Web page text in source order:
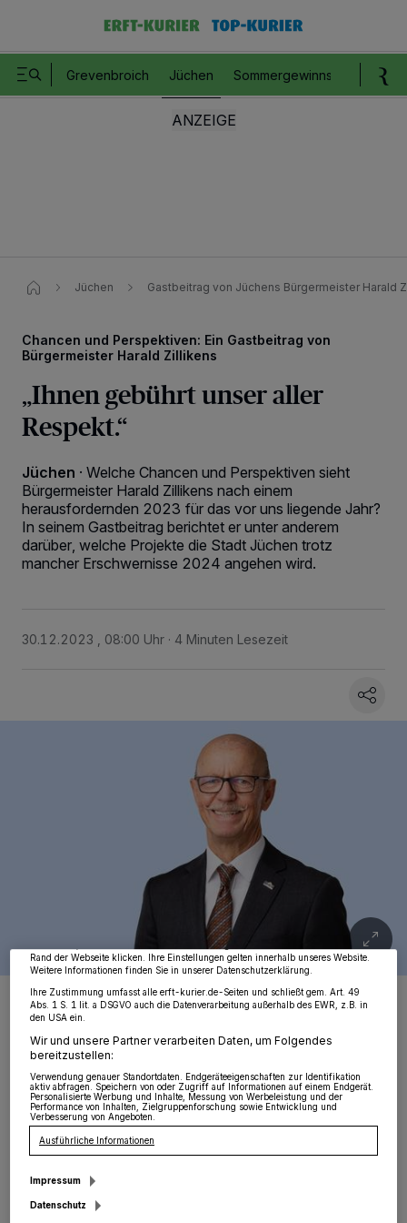
Grevenbroich Jüchen Sommergewinnspiel
Jüchen Gastbeitrag von Jüchens Bürgermeister Harald
Chancen und Perspektiven: Ein Gastbeitrag von
Bürgermeister Harald Zillikens
„Ihnen gebührt unser aller
Respekt.“
Jüchen · Welche Chancen und Perspektiven sieht
Bürgermeister Harald Zillikens nach einem
herausfordernden 2023 für das vor uns liegende Jahr?
In seinem Gastbeitrag berichtet er unter anderem
darüber, welche Projekte die Stadt Jüchen trotz
mancher Erschwernisse 2024 angehen wird.
30.12.2023 , 08:00 Uhr 4 Minuten Lesezeit
Bürgermeister Harald Zillikens dankt allen, die daran mitgearbeitet
haben, Jüchen lebenswert zu gestalten.
D as Jahr 2023 hat uns auf vielen Ebenen
herausgefordert. Die weltpolitische
Lage hat sich durch den Überfall der Hamas
-Partner speichern und greifen auf personenbezogene Daten
wie Browserdaten oder eindeutige Kennungen auf Ihrem Gerät zu. Durch Auswahl
von OK aktivieren Sie Tracking-Technologien für die unter „Wir und unsere
Partner verarbeiten Daten, um Ihnen Dienste bereitzustellen“ aufgeführten
Zwecke. Wenn Tracker deaktiviert sind, sind manche Inhalte und Anzeigen
möglicherweise nicht mehr so relevant für Sie. Sie können dieses Menü jederzeit
wieder aufrufen, um Ihre Einstellungen zu ändern oder Ihre Einwilligung zu
widerrufen, indem Sie auf den Link Einstellungen oder Ablehnen am unteren
Rand der Webseite klicken. Ihre Einstellungen gelten innerhalb unseres Website.
Weitere Informationen finden Sie in unserer Datenschutzerklärung.
Ihre Zustimmung umfasst alle erft-kurier.de-Seiten und schließt gem. Art. 49
Abs. 1 S. 1 lit. a DSGVO auch die Datenverarbeitung außerhalb des EWR, z.B. in
den USA ein.
Wir und unsere Partner verarbeiten Daten, um Folgendes
bereitzustellen:
Verwendung genauer Standortdaten. Endgeräteeigenschaften zur Identifikation
aktiv abfragen. Speichern von oder Zugriff auf Informationen auf einem Endgerät.
Personalisierte Werbung und Inhalte, Messung von Werbeleistung und der
Performance von Inhalten, Zielgruppenforschung sowie Entwicklung und
Verbesserung von Angeboten.
Ausführliche Informationen
Impressum
Datenschutz